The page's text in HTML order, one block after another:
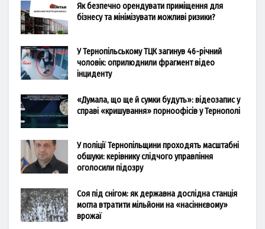
Як безпечно орендувати приміщення для
бізнесу та мінімізувати можливі ризики?
У Тернопільському ТЦК загинув 46-річний
чоловік: оприлюднили фрагмент відео
інциденту
«Думала, що ще й сумки будуть»: відеозапис у
справі «кришування» порноофісів у Тернополі
У поліції Тернопільщини проходять масштабні
обшуки: керівнику слідчого управління
оголосили підозру
Соя під снігом: як державна дослідна станція
могла втратити мільйони на «насіннєвому»
врожаї